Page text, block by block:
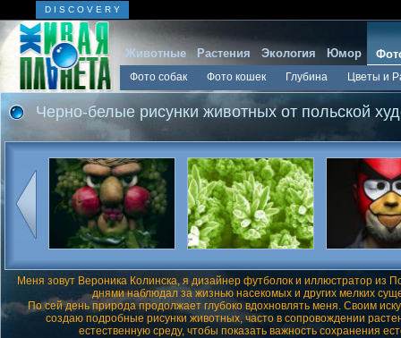
D I S C O V E R Y
Животные Растения Экология Юмор
Фото собак Фото кошек Глубина Цветы и
Черно-белые рисунки животных от польской
Меня зовут Вероника Колинска, я дизайнер футболок и иллюстратор
днями наблюдал за жизнью насекомых и других мелких
По сей день природа продолжает глубоко вдохновлять меня. Своим
создаю подробные рисунки животных, часто в сопровождении
естественную среду, чтобы показать важность сохранения